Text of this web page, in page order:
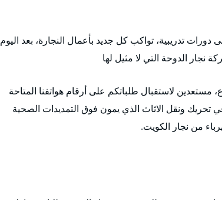
تدريبية، تواكب كل جديد بأعمال النجارة، بعد اليوم
نجار الدوحة التي لا مثيل لها
مستعدين لاستقبال طلباتكم على أرقام هواتفنا المتاحة
تحريك ونقل الاثاث الذي يمون فوق التمديدات الصحية
من نجار الكويت.